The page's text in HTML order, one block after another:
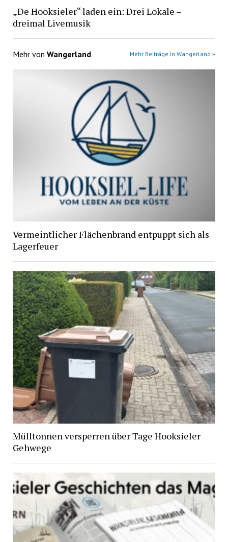
„De Hooksieler“ laden ein: Drei Lokale –
dreimal Livemusik
Mehr von Wangerland Mehr Beiträge in Wangerland »
Vermeintlicher Flächenbrand entpuppt sich als
Lagerfeuer
Mülltonnen versperren über Tage Hooksieler
Gehwege